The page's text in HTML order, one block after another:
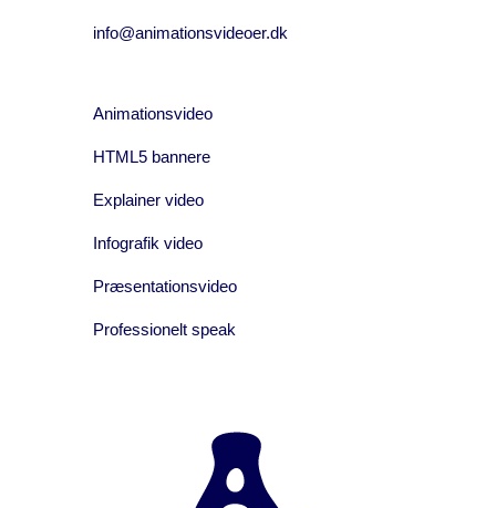
info@animationsvideoer.dk
Animationsvideo
HTML5 bannere
Explainer video
Infografik video
Præsentationsvideo
Professionelt speak